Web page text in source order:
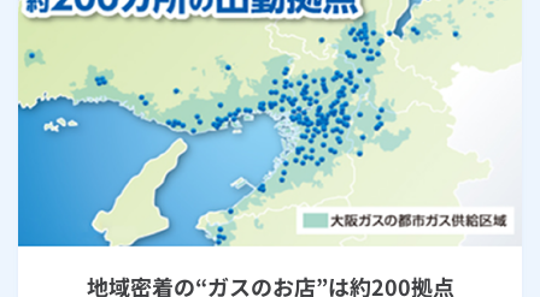
地域密着の“ガスのお店”は約200拠点